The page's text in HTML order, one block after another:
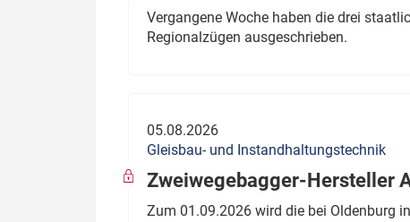
Vergangene Woche haben die drei
Regionalzügen ausgeschrieben.
05.08.2026
Gleisbau- und Instandhaltungstechnik
Zweiwegebagger-Hersteller
Zum 01.09.2026 wird die bei Oldenburg